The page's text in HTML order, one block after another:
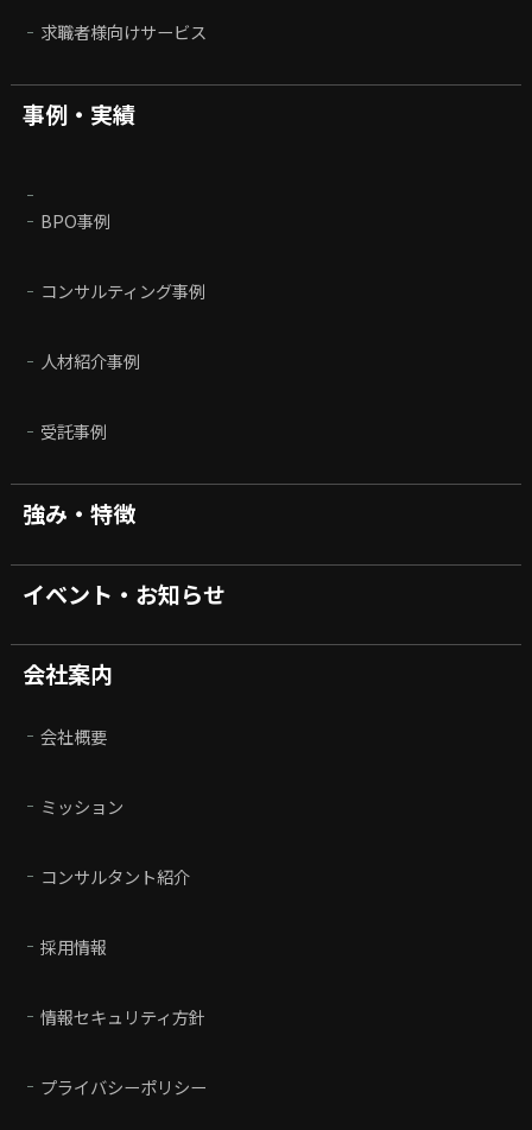
求職者様向けサービス
事例・実績
BPO事例
コンサルティング事例
人材紹介事例
受託事例
強み・特徴
イベント・お知らせ
会社案内
会社概要
ミッション
コンサルタント紹介
採用情報
情報セキュリティ方針
プライバシーポリシー